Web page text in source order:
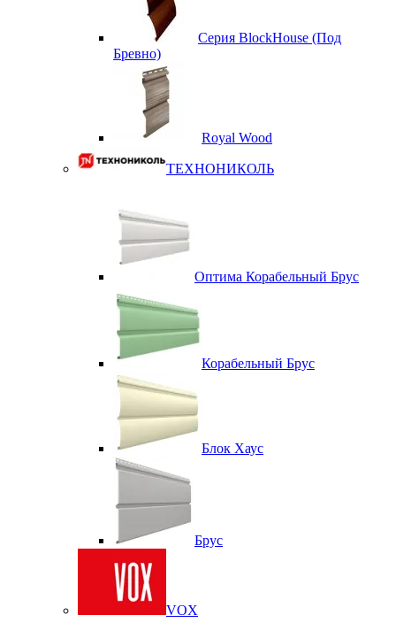
Серия BlockHouse (Под
Бревно)
Royal Wood
ТЕХНОНИКОЛЬ
Оптима Корабельный Брус
Корабельный Брус
Блок Хаус
Брус
VOX